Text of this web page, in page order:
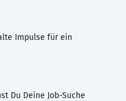
Impulse für ein
Du Deine Job-Suche